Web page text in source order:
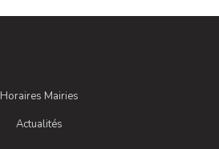
Horaires Mairies
Actualités